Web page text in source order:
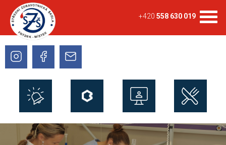
+420 558 630 019